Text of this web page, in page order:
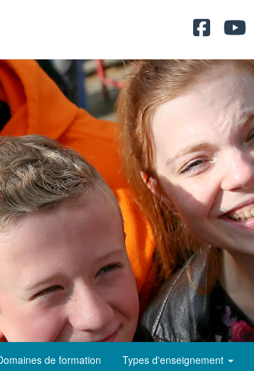
de formation Types d'enseignement